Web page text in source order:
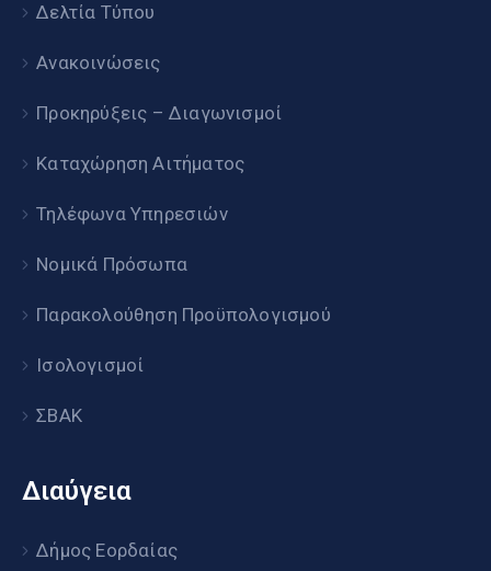
Δελτία Τύπου
Ανακοινώσεις
Προκηρύξεις – Διαγωνισμοί
Καταχώρηση Αιτήματος
Τηλέφωνα Υπηρεσιών
Νομικά Πρόσωπα
Παρακολούθηση Προϋπολογισμού
Ισολογισμοί
ΣΒΑΚ
Διαύγεια
Δήμος Εορδαίας